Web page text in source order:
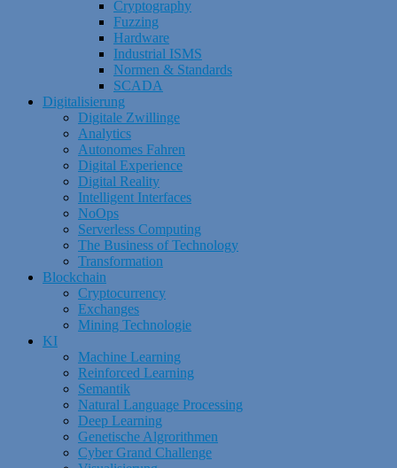
Cryptography
Fuzzing
Hardware
Industrial ISMS
Normen & Standards
SCADA
Digitalisierung
Digitale Zwillinge
Analytics
Autonomes Fahren
Digital Experience
Digital Reality
Intelligent Interfaces
NoOps
Serverless Computing
The Business of Technology
Transformation
Blockchain
Cryptocurrency
Exchanges
Mining Technologie
KI
Machine Learning
Reinforced Learning
Semantik
Natural Language Processing
Deep Learning
Genetische Algrorithmen
Cyber Grand Challenge